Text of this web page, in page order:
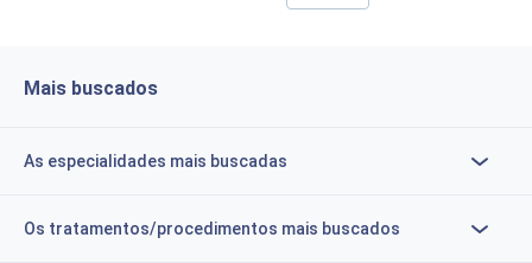
Mais buscados
As especialidades mais buscadas
Os tratamentos/procedimentos mais buscados